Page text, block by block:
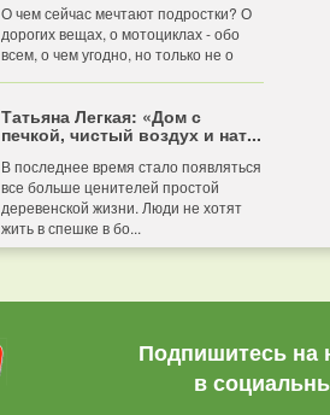
О чем сейчас мечтают подростки? О
дорогих вещах, о мотоциклах - обо
всем, о чем угодно, но только не о
Татьяна Легкая: «Дом с
печкой, чистый воздух и нат...
В последнее время стало появляться
все больше ценителей простой
деревенской жизни. Люди не хотят
жить в спешке в бо...
Подпишитесь на
в